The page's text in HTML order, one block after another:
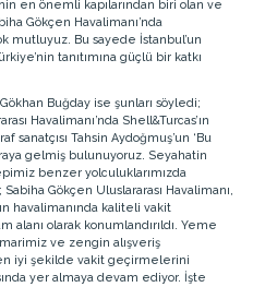
en önemli kapılarından biri olan ve
Gökçen Havalimanı’nda
mutluyuz. Bu sayede İstanbul’un
tanıtımına güçlü bir katkı
Buğday ise şunları söyledi;
Havalimanı’nda Shell&Turcas’ın
Tahsin Aydoğmuş’un ‘Bu
gelmiş bulunuyoruz. Seyahatin
benzer yolculuklarımızda
Gökçen Uluslararası Havalimanı,
havalimanında kaliteli vakit
alanı olarak konumlandırıldı. Yeme
ve zengin alışveriş
en iyi şekilde vakit geçirmelerini
yer almaya devam ediyor. İşte